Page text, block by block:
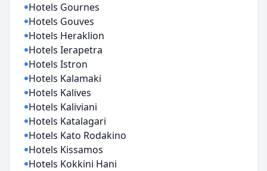
Hotels Gournes
Hotels Gouves
Hotels Heraklion
Hotels Ierapetra
Hotels Istron
Hotels Kalamaki
Hotels Kalives
Hotels Kaliviani
Hotels Katalagari
Hotels Kato Rodakino
Hotels Kissamos
Hotels Kokkini Hani